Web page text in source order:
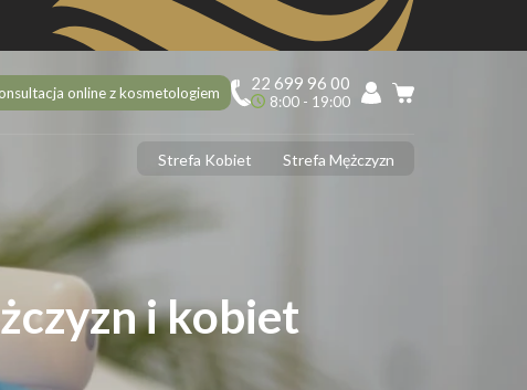
online z kosmetologiem 22 699 96 00
8:00 - 19:00
10 ciekawostek na 10 urodziny Depilacja.pl, o których mogłaś nie
wiedzieć!
Depilacja laserowa latem – tak czy nie?
Jak usunąć włoski z twarzy? 5 najlepszych sposobów
Depilacja laserowa jąder i penisa – zabieg krok po kroku
Depilacja laserowa a opalenizna
Strefa Kobiet Strefa Mężczyzn
i kobiet